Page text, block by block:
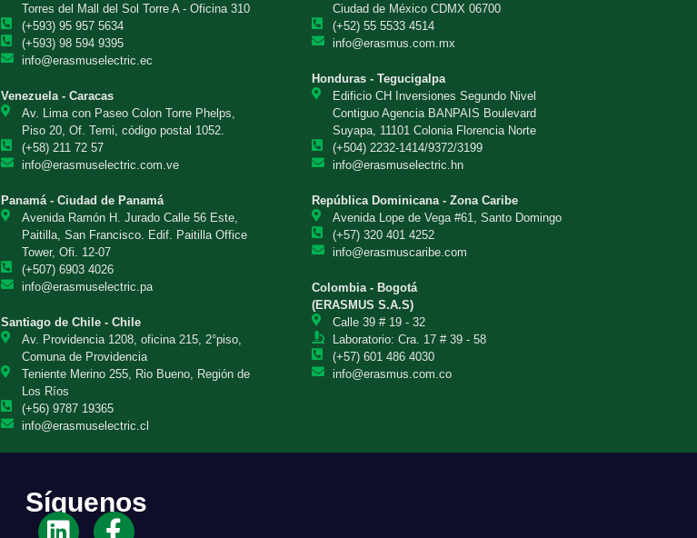
Torres del Mall del Sol Torre A - Oficina 310
(+593) 95 957 5634
(+593) 98 594 9395
info@erasmuselectric.ec
Venezuela - Caracas
Av. Lima con Paseo Colon Torre Phelps,
Piso 20, Of. Temi, código postal 1052.
(+58) 211 72 57
info@erasmuselectric.com.ve
Panamá - Ciudad de Panamá
Avenida Ramón H. Jurado Calle 56 Este,
Paitilla, San Francisco. Edif. Paitilla Office
Tower, Ofi. 12-07
(+507) 6903 4026
info@erasmuselectric.pa
Santiago de Chile - Chile
Av. Providencia 1208, oficina 215, 2°piso,
Comuna de Providencia
Teniente Merino 255, Rio Bueno, Región de
Los Ríos
(+56) 9787 19365
info@erasmuselectric.cl
Ciudad de México CDMX 06700
(+52) 55 5533 4514
info@erasmus.com.mx
Honduras - Tegucigalpa
Edificio CH Inversiones Segundo Nivel
Contiguo Agencia BANPAIS Boulevard
Suyapa, 11101 Colonia Florencia Norte
(+504) 2232-1414/9372/3199
info@erasmuselectric.hn
República Dominicana - Zona Caribe
Avenida Lope de Vega #61, Santo Domingo
(+57) 320 401 4252
info@erasmuscaribe.com
Colombia - Bogotá
(ERASMUS S.A.S)
Calle 39 # 19 - 32
Laboratorio: Cra. 17 # 39 - 58
(+57) 601 486 4030
info@erasmus.com.co
Síguenos